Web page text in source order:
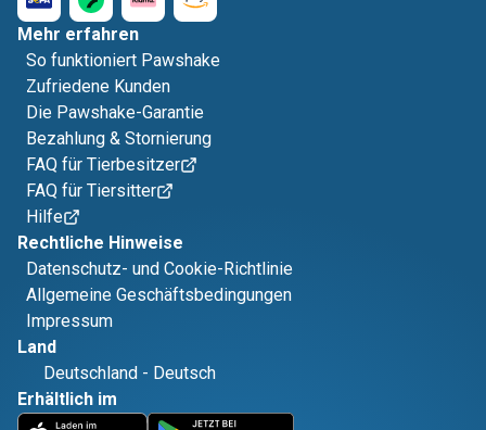
Mehr erfahren
So funktioniert Pawshake
Zufriedene Kunden
Die Pawshake-Garantie
Bezahlung & Stornierung
FAQ für Tierbesitzer
FAQ für Tiersitter
Hilfe
Rechtliche Hinweise
Datenschutz- und Cookie-Richtlinie
Allgemeine Geschäftsbedingungen
Impressum
Land
Deutschland - Deutsch
Erhältlich im